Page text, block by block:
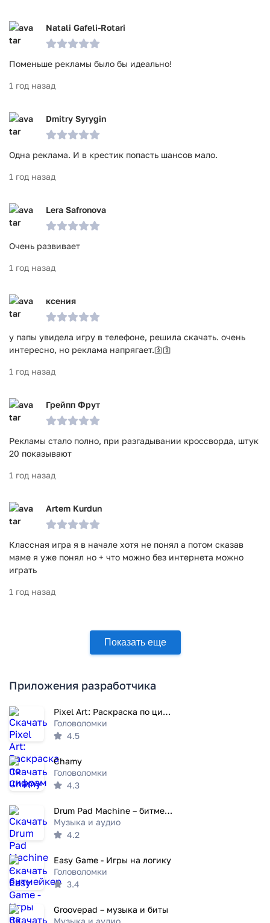
Natali Gafeli-Rotari
Поменьше рекламы было бы идеально!
1 год назад
Dmitry Syrygin
Одна реклама. И в крестик попасть шансов мало.
1 год назад
Lera Safronova
Очень развивает
1 год назад
ксения
у папы увидела игру в телефоне, решила скачать. очень
интересно, но реклама напрягает.🛐🛐
1 год назад
Грейпп Фрут
Рекламы стало полно, при разгадывании кроссворда, штук
20 показывают
1 год назад
Artem Kurdun
Классная игра я в начале хотя не понял а потом сказав
маме я уже понял но + что можно без интернета можно
играть
1 год назад
Показать еще
Приложения разработчика
Pixel Art: Раскраска по цифрам
Головоломки
4.5
Chamy
Головоломки
4.3
Drum Pad Machine – битмейкер
Музыка и аудио
4.2
Easy Game - Игры на логику
Головоломки
3.4
Groovepad – музыка и биты